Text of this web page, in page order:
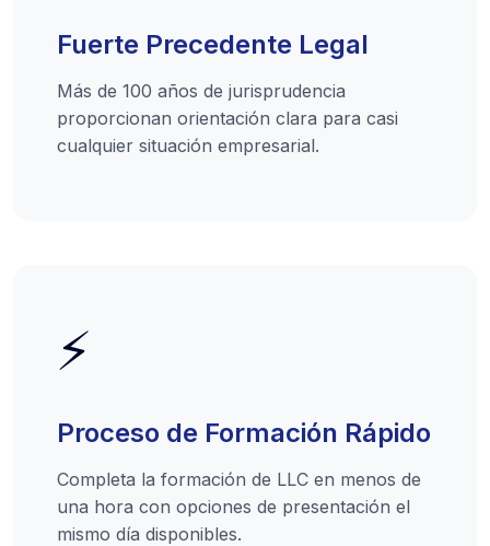
Fuerte Precedente Legal
Más de 100 años de jurisprudencia
proporcionan orientación clara para casi
cualquier situación empresarial.
⚡
Proceso de Formación Rápido
Completa la formación de LLC en menos de
una hora con opciones de presentación el
mismo día disponibles.